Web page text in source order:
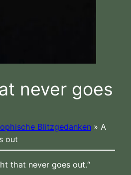
never goes
Blitzgedanken » A
out
that never goes out.“